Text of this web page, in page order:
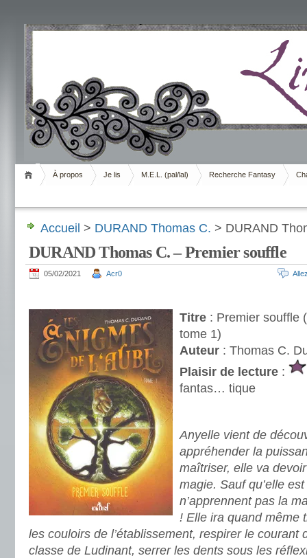
Livrement
À propos Je lis M.E.L. (pal/lal) Recherche Fantasy
Accueil > DURAND Thomas C. > DURAND
DURAND Thomas C. – Premier souffle
05/02/2021 Acr0
Titre : Premier souffle
tome 1)
Auteur : Thomas C.
Plaisir de lecture :
fantas… tique
Anyelle vient de
appréhender la
maîtriser, elle va
magie. Sauf qu’elle
n’apprennent pas la
! Elle ira quand même
les couloirs de l’établissement, respirer le courant
classe de Ludinant, serrer les dents sous les